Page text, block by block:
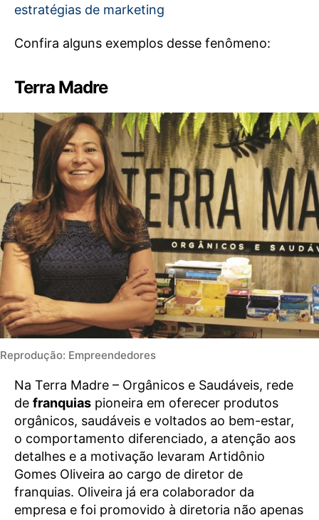
estratégias de marketing
Confira alguns exemplos desse fenômeno:
Terra Madre
Reprodução: Empreendedores
Na Terra Madre – Orgânicos e Saudáveis, rede
de franquias pioneira em oferecer produtos
orgânicos, saudáveis e voltados ao bem-estar,
o comportamento diferenciado, a atenção aos
detalhes e a motivação levaram Artidônio
Gomes Oliveira ao cargo de diretor de
franquias. Oliveira já era colaborador da
empresa e foi promovido à diretoria não apenas